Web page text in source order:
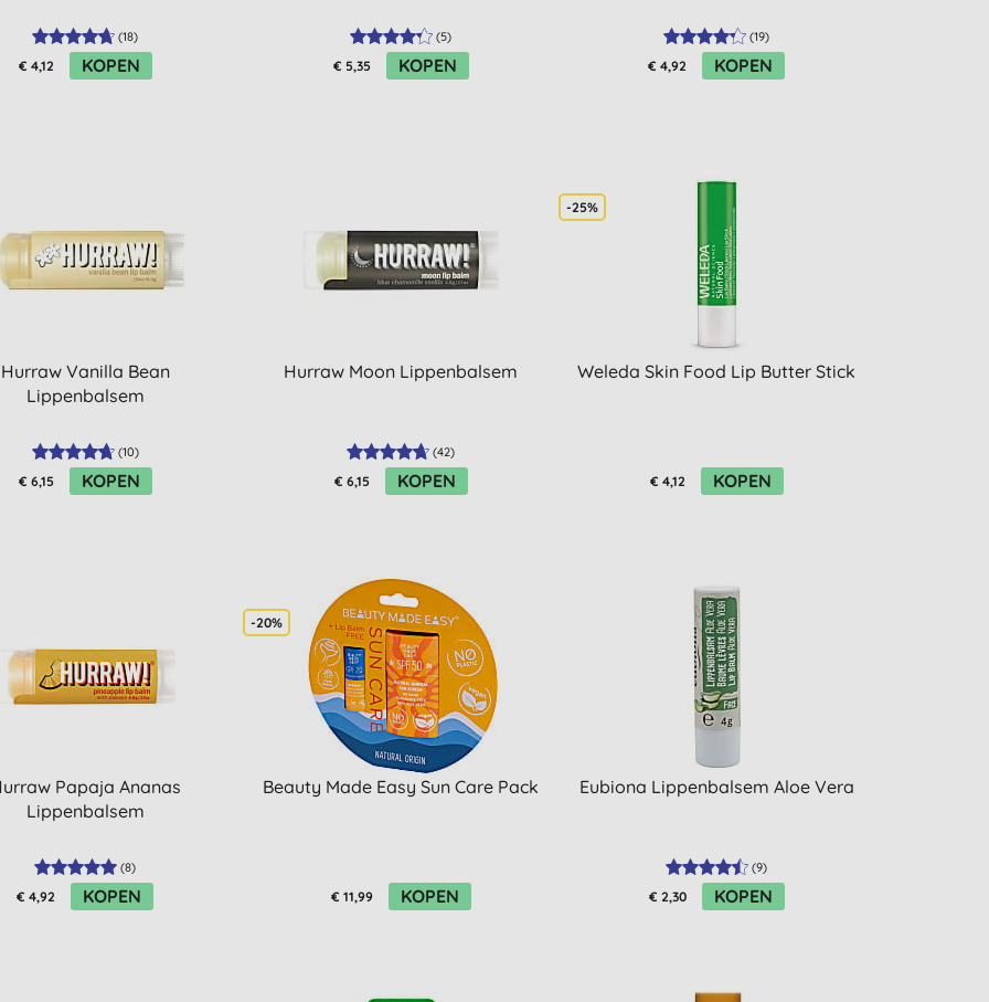
(18)
€ 4,12 KOPEN
(5)
€ 5,35 KOPEN
(19)
€ 4,92 KOPEN
Hurraw Vanilla Bean
Lippenbalsem
(10)
€ 6,15 KOPEN
Hurraw Moon Lippenbalsem
(42)
€ 6,15 KOPEN
-25%
Weleda Skin Food Lip Butter Stick
€ 4,12 KOPEN
Papaja Ananas
Lippenbalsem
(8)
€ 4,92 KOPEN
-20%
Beauty Made Easy Sun Care Pack
€ 11,99 KOPEN
Eubiona Lippenbalsem Aloe Vera
(9)
€ 2,30 KOPEN